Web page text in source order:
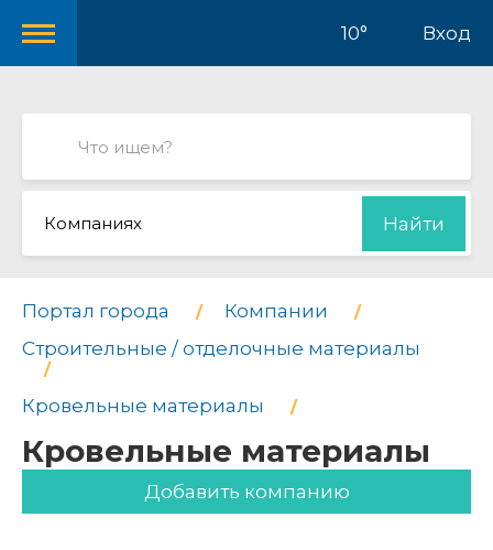
10° Вход
Компаниях Найти
Портал города
Компании
Строительные / отделочные материалы
Кровельные материалы
Кровельные материалы
Добавить компанию